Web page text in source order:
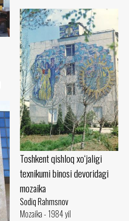
Toshkent qishloq xo‘jaligi
texnikumi binosi devoridagi
mozaika
Sodiq Rahmsnov
Mozaika - 1984 yil